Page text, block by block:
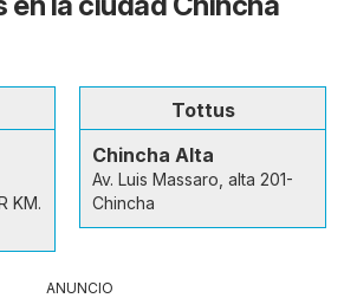
KM.
Tottus
Chincha Alta
Av. Luis Massaro, alta 201-
Chincha
ANUNCIO